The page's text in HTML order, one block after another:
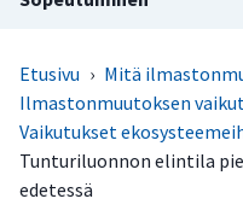
Etusivu › Mitä
Ilmastonmuutoksen
Vaikutukset
Tunturiluonnon elintila
edetessä